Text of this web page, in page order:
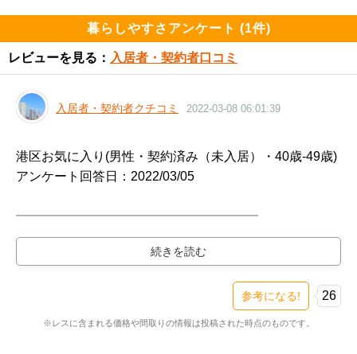
E-66-B'　2LDK　66.88m2
15階　15480万円　坪単価765万円
W-55-B'　2LDK　55.88m2
11階　11850万円　坪単価701万円
W-55-C'　2LDK　55.89m2
W-60-B　2LDK　60.04m2
8階　12210万円　坪単価672万円
22階　18480万円　坪単価777万円
暮らしやすさアンケート (1件)
レビューを見る： 入居者・契約者口コミ
入居者・契約者クチコミ 2022-03-08 06:01:39
港区お気に入り(男性・契約済み（未入居）・40歳-49歳)
アンケート回答日：2022/03/05
━━━━━━━━━━━━━━━━━━━
購入物件
━━━━━━━━━━━━━━━━━━━
https://www.e-mansion.co.jp/bbs/th...
参考になる! 26
※レスに含まれる価格や間取りの情報は投稿された時点のものです。